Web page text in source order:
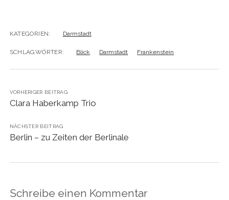
KATEGORIEN: Darmstadt
SCHLAGWÖRTER: Blick Darmstadt Frankenstein
VORHERIGER BEITRAG
Clara Haberkamp Trio
NÄCHSTER BEITRAG
Berlin – zu Zeiten der Berlinale
Schreibe einen Kommentar